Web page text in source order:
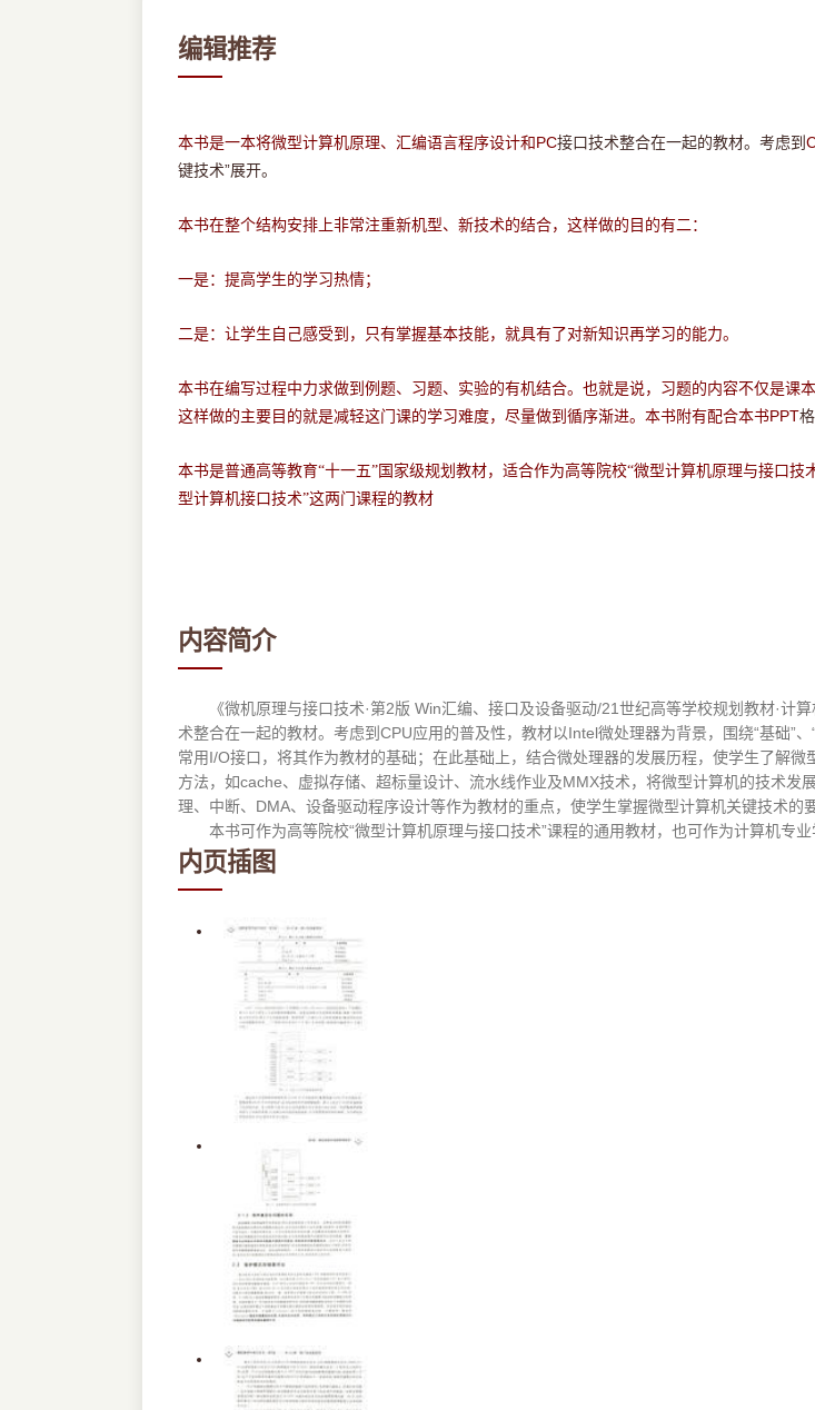
编辑推荐
本书是一本将微型计算机原理、汇编语言程序设计和 PC接口技术整合在一起的教材。考虑到
键技术”展开。
本书在整个结构安排上非常注重新机型、新技术的结合，这样做的目的有二：
一是：提高学生的学习热情；
二是：让学生自己感受到，只有掌握基本技能，就具有了对新知识再学习的能力。
本书在编写过程中力求做到例题、习题、实验的有机结合。也就是说，习题的内容不仅是课
这样做的主要目的就是减轻这门课的学习难度，尽量做到循序渐进。本书附有配合本书PPT
本书是普通高等教育“十一五”国家级规划教材，适合作为高等院校“微型计算机原理与接口
型计算机接口技术”这两门课程的教材
内容简介
《微机原理与接口技术·第2版 Win汇编、接口及设备驱动/21世纪高等学校规划教材·计
术整合在一起的教材。考虑到CPU应用的普及性，教材以Intel微处理器为背景，围绕“基础”
常用I/O接口，将其作为教材的基础；在此基础上，结合微处理器的发展历程，使学生了解
方法，如cache、虚拟存储、超标量设计、流水线作业及MMX技术，将微型计算机的技术
理、中断、DMA、设备驱动程序设计等作为教材的重点，使学生掌握微型计算机关键技术的
本书可作为高等院校“微型计算机原理与接口技术”课程的通用教材，也可作为计算机专业
内页插图